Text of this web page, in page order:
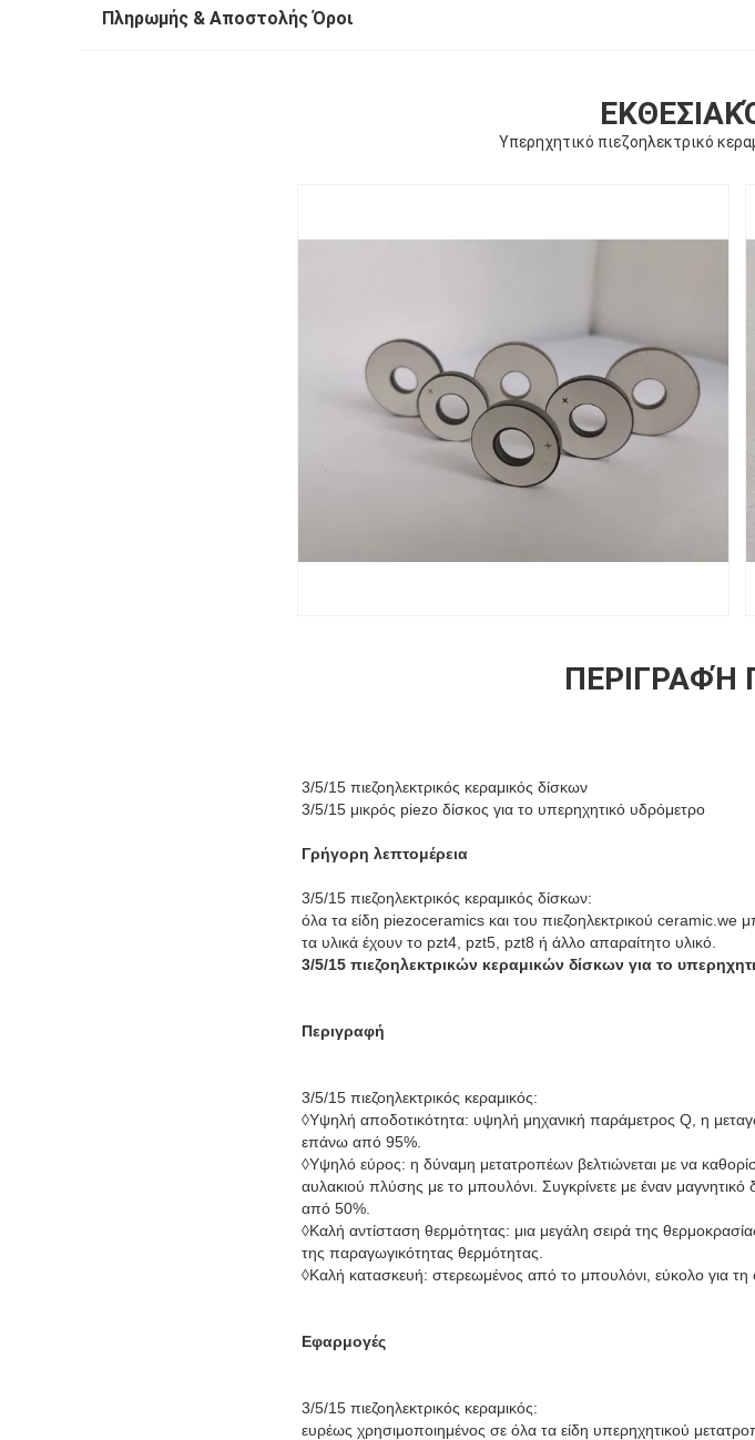
Πληρωμής & Αποστολής Όροι
Υπερηχητικό πιεζοηλεκτρικό
ΠΕΡΙΓΡΑΦΉ
3/5/15 πιεζοηλεκτρικός κεραμικός δίσκων
3/5/15 μικρός piezo δίσκος για το υπερηχητικό υδρόμετρο
Γρήγορη λεπτομέρεια
3/5/15 πιεζοηλεκτρικός κεραμικός δίσκων:
όλα τα είδη piezoceramics και του πιεζοηλεκτρικού
τα υλικά έχουν το pzt4, pzt5, pzt8 ή άλλο απαραίτητο υλικό.
3/5/15 πιεζοηλεκτρικών κεραμικών δίσκων για το
Περιγραφή
3/5/15 πιεζοηλεκτρικός κεραμικός:
◊Υψηλή αποδοτικότητα: υψηλή μηχανική παράμετρος Q, η
επάνω από 95%.
◊Υψηλό εύρος: η δύναμη μετατροπέων βελτιώνεται με να
αυλακιού πλύσης με το μπουλόνι. Συγκρίνετε με έναν
από 50%.
◊Καλή αντίσταση θερμότητας: μια μεγάλη σειρά της
της παραγωγικότητας θερμότητας.
◊Καλή κατασκευή: στερεωμένος από το μπουλόνι, εύκολο για τη
Εφαρμογές
3/5/15 πιεζοηλεκτρικός κεραμικός:
ευρέως χρησιμοποιημένος σε όλα τα είδη υπερηχητικού